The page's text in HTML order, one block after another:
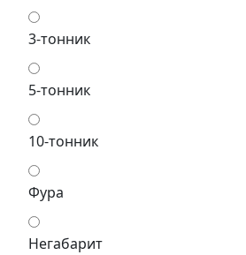
3-тонник
5-тонник
10-тонник
Фура
Негабарит